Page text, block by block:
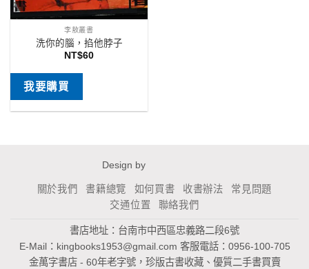
李敖叢書
洗你的腦，掐他脖子
NT$60
我要購買
Design by
關於我們 書籍總覽 如何買書 收書辦法
常見問題
交通位置
聯絡我們
書店地址：台南市中西區忠義路二段6號
E-Mail： kingbooks1953@gmail.com 客服電話：0956-100-705
金萬字書店 - 60年老字號，珍版古書收藏、優質二手書買賣